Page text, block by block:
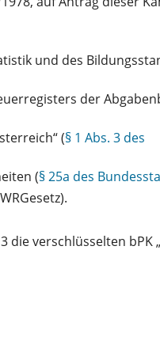
und des
der
(§ 1 Abs. 3 des
(§ 25a des
die verschlüsselten bPK